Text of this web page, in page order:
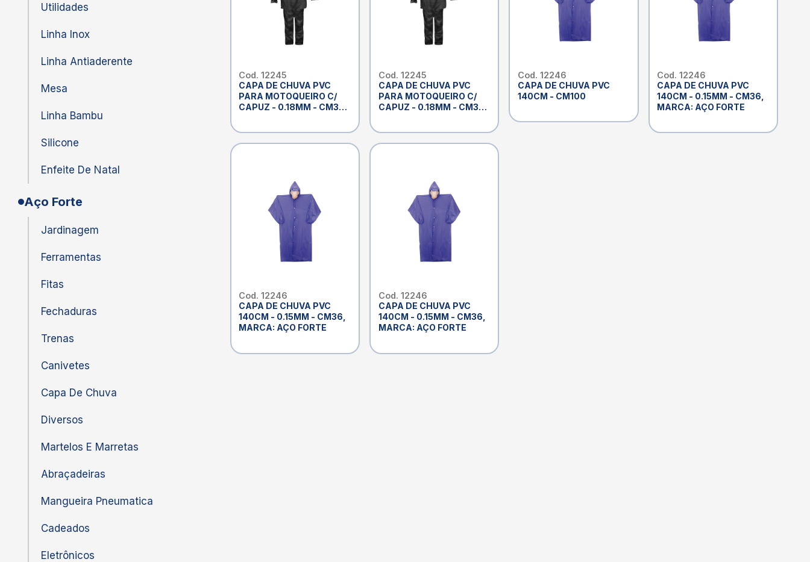
Utilidades
Linha Inox
Linha Antiaderente
Mesa
Linha Bambu
Silicone
Enfeite De Natal
Aço Forte
Jardinagem
Ferramentas
Fitas
Fechaduras
Trenas
Canivetes
Capa De Chuva
Diversos
Martelos E Marretas
Abraçadeiras
Mangueira Pneumatica
Cadeados
Eletrônicos
Cod. 12245
CAPA DE CHUVA PVC
PARA MOTOQUEIRO C/
CAPUZ - 0.18MM - CM36,
Cod. 12245
CAPA DE CHUVA PVC
PARA MOTOQUEIRO C/
CAPUZ - 0.18MM - CM36,
Cod. 12246
CAPA DE CHUVA PVC
140CM - CM100
Cod. 12246
CAPA DE CHUVA PVC
140CM - 0.15MM - CM36,
MARCA: AÇO FORTE
Cod. 12246
CAPA DE CHUVA PVC
140CM - 0.15MM - CM36,
MARCA: AÇO FORTE
Cod. 12246
CAPA DE CHUVA PVC
140CM - 0.15MM - CM36,
MARCA: AÇO FORTE